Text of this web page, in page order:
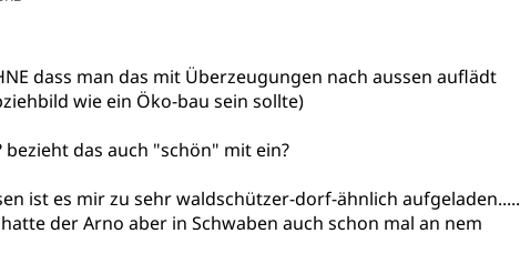
dass man das mit Überzeugungen nach aussen auflädt
wie ein Öko-bau sein sollte)
das auch "schön" mit ein?
ist es mir zu sehr waldschützer-dorf-ähnlich aufgeladen.....
der Arno aber in Schwaben auch schon mal an nem